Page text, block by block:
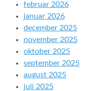
februar 2026
januar 2026
december 2025
november 2025
oktober 2025
september 2025
august 2025
juli 2025